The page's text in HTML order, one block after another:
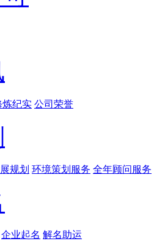
炼纪实 公司荣誉
规划 环境策划服务 全年顾问服务
企业起名 解名助运